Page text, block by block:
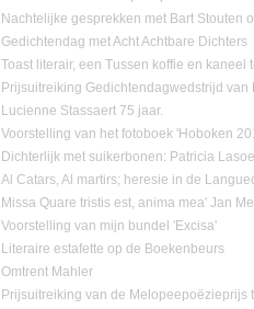
Nachtelijke gesprekken met Bart Stouten
Gedichtendag met Acht Achtbare Dichters
Toast literair, een Tussen koffie en kaneel
Prijsuitreiking Gedichtendagwedstrijd van
Lucienne Stassaert 75 jaar.
Voorstelling van het fotoboek 'Hoboken
Dichterlijk met suikerbonen: Patricia
Al Catars, Al martirs; heresie in de
Missa Quare tristis est, anima mea' Jan
Voorstelling van mijn bundel 'Excisa'
Literaire estafette op de Boekenbeurs
Omtrent Mahler
Prijsuitreiking van de Melopeepoëzieprijs